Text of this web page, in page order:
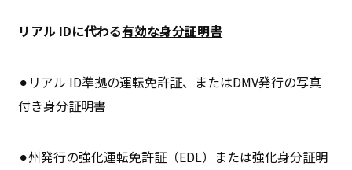
リアル IDに代わる有効な身分証明書
⚫︎リアル ID準拠の運転免許証、またはDMV発行の写真
付き身分証明書
⚫︎州発行の強化運転免許証（EDL）または強化身分証明